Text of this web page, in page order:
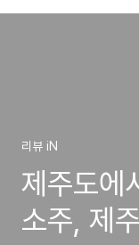
리뷰 iN
제주도에
소주, 제